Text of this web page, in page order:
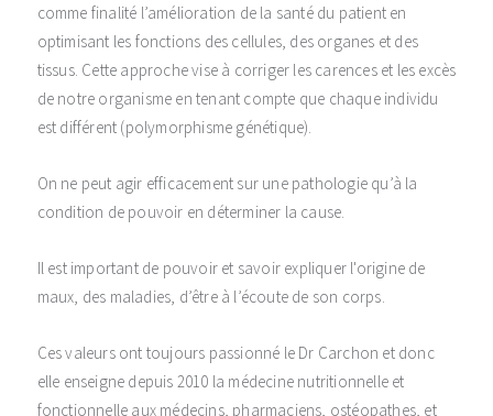
comme finalité l’amélioration de la santé du patient en
optimisant les fonctions des cellules, des organes et des
tissus. Cette approche vise à corriger les carences et les excès
de notre organisme en tenant compte que chaque individu
est différent (polymorphisme génétique).
On ne peut agir efficacement sur une pathologie qu’à la
condition de pouvoir en déterminer la cause.
Il est important de pouvoir et savoir expliquer l'origine de
maux, des maladies, d’être à l’écoute de son corps.
Ces valeurs ont toujours passionné le Dr Carchon et donc
elle enseigne depuis 2010 la médecine nutritionnelle et
fonctionnelle aux médecins, pharmaciens, ostéopathes, et